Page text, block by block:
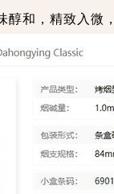
和，精致入微